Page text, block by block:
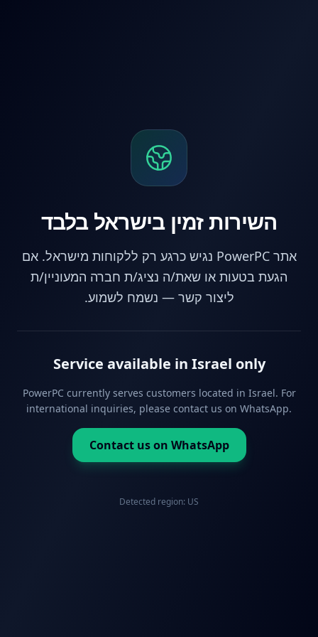
השירות זמין בישראל בלבד
אתר PowerPC נגיש כרגע רק ללקוחות מישראל. אם
הגעת בטעות או שאת/ה נציג/ת חברה המעוניין/ת
ליצור קשר — נשמח לשמוע.
Service available in Israel only
PowerPC currently serves customers located in Israel. For
international inquiries, please contact us on WhatsApp.
Contact us on WhatsApp
Detected region: US